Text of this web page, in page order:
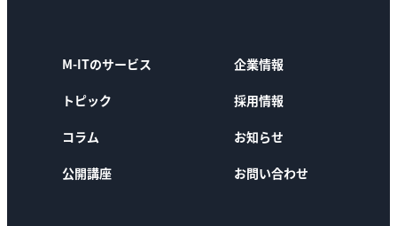
M-ITのサービス
トピック
コラム
公開講座
企業情報
採用情報
お知らせ
お問い合わせ